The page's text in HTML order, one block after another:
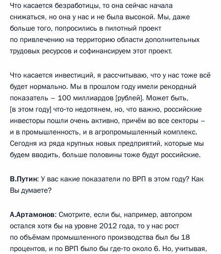
Что касается безработицы, то она сейчас начала
снижаться, но она у нас и не была высокой. Мы, даже
больше того, попросились в пилотный проект
по привлечению на территорию области дополнительных
трудовых ресурсов и софинансируем этот проект.
Что касается инвестиций, я рассчитываю, что у нас тоже всё
будет нормально. Мы в прошлом году имели рекордный
показатель – 100 миллиардов [рублей]. Может быть,
[в этом году] что‑то недотянем, но, что важно, российские
инвесторы пошли очень активно, причём во все секторы –
и в промышленность, и в агропромышленный комплекс.
Сегодня из ряда крупных новых предприятий, которые мы
будем вводить, больше половины тоже будут российские.
В.Путин: У вас какие показатели по ВРП в этом году? Как
Вы думаете?
А.Артамонов: Смотрите, если бы, например, автопром
остался хотя бы на уровне 2012 года, то у нас рост
по объёмам промышленного производства был бы 18
процентов, и по ВРП было бы где‑то около 6. Но, учитывая,